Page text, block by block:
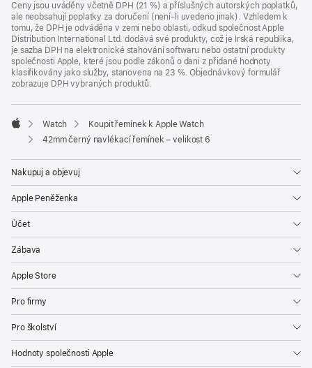
Ceny jsou uváděny včetně DPH (21 %) a příslušných autorských poplatků,
ale neobsahují poplatky za doručení (není-li uvedeno jinak). Vzhledem k
tomu, že DPH je odváděna v zemi nebo oblasti, odkud společnost Apple
Distribution International Ltd. dodává své produkty, což je Irská republika,
je sazba DPH na elektronické stahování softwaru nebo ostatní produkty
společnosti Apple, které jsou podle zákonů o dani z přidané hodnoty
klasifikovány jako služby, stanovena na 23 %. Objednávkový formulář
zobrazuje DPH vybraných produktů.
Apple
Watch
Koupit řemínek k Apple Watch
42mm černý navlékací řemínek – velikost 6
Nakupuj a objevuj
Apple Peněženka
Účet
Zábava
Apple Store
Pro firmy
Pro školství
Hodnoty společnosti Apple